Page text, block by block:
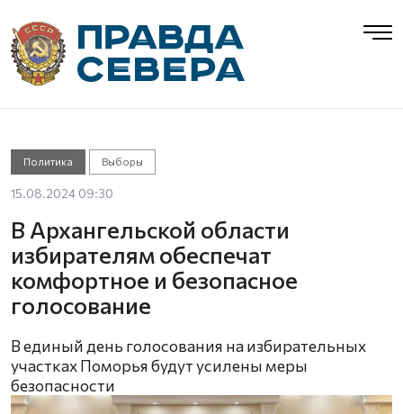
Политика Выборы
15.08.2024 09:30
В Архангельской области
избирателям обеспечат
комфортное и безопасное
голосование
В единый день голосования на избирательных
участках Поморья будут усилены меры
безопасности